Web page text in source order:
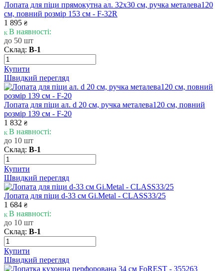
Лопата для піци прямокутна ал. 32х30 см, ручка металева120
см, повний розмір 153 см - F-32R
1 895 ₴
В наявності:
до 50 шт
Склад: В-1
Купити
Швидкий перегляд
Лопата для піци ал. d 20 см, ручка металева120 см, повний
розмір 139 см - F-20
1 832 ₴
В наявності:
до 10 шт
Склад: В-1
Купити
Швидкий перегляд
Лопата для піци d-33 см Gi.Metal - CLASS33/25
1 684 ₴
В наявності:
до 10 шт
Склад: В-1
Купити
Швидкий перегляд